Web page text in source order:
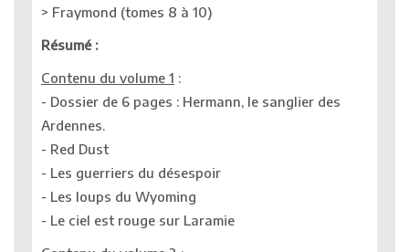
> Fraymond (tomes 8 à 10)
Résumé :
Contenu du volume 1 :
- Dossier de 6 pages : Hermann, le sanglier des
Ardennes.
- Red Dust
- Les guerriers du désespoir
- Les loups du Wyoming
- Le ciel est rouge sur Laramie